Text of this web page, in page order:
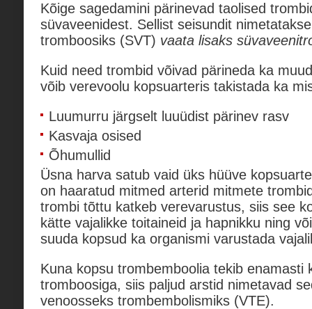
Kõige sagedamini pärinevad taolised
süvaveenidest. Sellist seisundit
tromboosiks (SVT) vaata lisaks
Kuid need trombid võivad pärineda ka
võib verevoolu kopsuarteris takistada ka
Luumurru järgselt luuüdist pärinev rasv
Kasvaja osised
Õhumullid
Üsna harva satub vaid üks hüüve
on haaratud mitmed arterid mitmete
trombi tõttu katkeb verevarustus, siis see
kätte vajalikke toitaineid ja hapnikku ning
suuda kopsud ka organismi varustada
Kuna kopsu trombemboolia tekib enamasti
tromboosiga, siis paljud arstid nimetavad
venoosseks trombembolismiks (VTE).